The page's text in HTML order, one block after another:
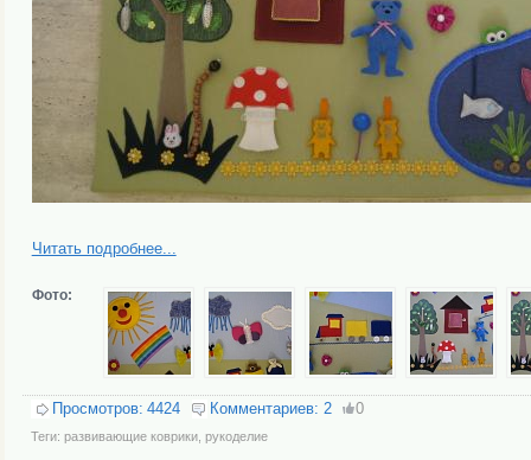
Читать подробнее...
Фото:
Просмотров: 4424 Комментариев: 2 0
Теги: развивающие коврики, рукоделие